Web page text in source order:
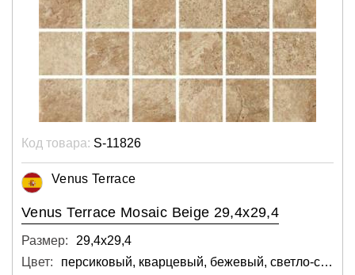
Код товара: S-11826
Venus Terrace
Venus Terrace Mosaic Beige 29,4x29,4
Размер:
29,4х29,4
Цвет:
персиковый, кварцевый, бежевый, светло-серый